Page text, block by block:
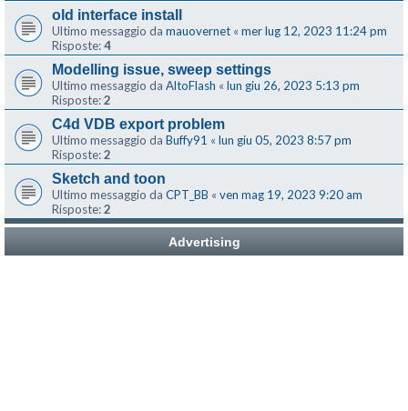
old interface install
Ultimo messaggio da mauovernet « mer lug 12, 2023 11:24 pm
Risposte:4
Modelling issue, sweep settings
Ultimo messaggio da AltoFlash « lun giu 26, 2023 5:13 pm
Risposte:2
C4d VDB export problem
Ultimo messaggio da Buffy91 « lun giu 05, 2023 8:57 pm
Risposte:2
Sketch and toon
Ultimo messaggio da CPT_BB « ven mag 19, 2023 9:20 am
Risposte:2
Advertising